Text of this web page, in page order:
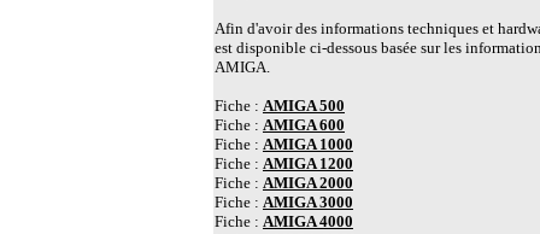
Afin d'avoir des informations techniques et
est disponible ci-dessous basée sur les
AMIGA.
Fiche : AMIGA 500
Fiche : AMIGA 600
Fiche : AMIGA 1000
Fiche : AMIGA 1200
Fiche : AMIGA 2000
Fiche : AMIGA 3000
Fiche : AMIGA 4000